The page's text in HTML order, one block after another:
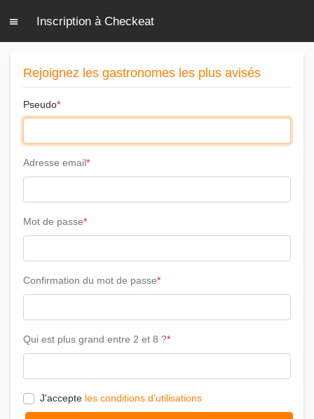
Inscription à Checkeat
Rejoignez les gastronomes les plus avisés
Pseudo
Adresse email
Mot de passe
Confirmation du mot de passe
Qui est plus grand entre 2 et 8 ?
J'accepte les conditions d'utilisations